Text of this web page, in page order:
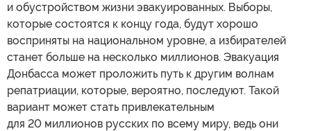
и обустройством жизни эвакуированных. Выборы,
которые состоятся к концу года, будут хорошо
восприняты на национальном уровне, а избирателей
станет больше на несколько миллионов. Эвакуация
Донбасса может проложить путь к другим волнам
репатриации, которые, вероятно, последуют. Такой
вариант может стать привлекательным
для 20 миллионов русских по всему миру, ведь они